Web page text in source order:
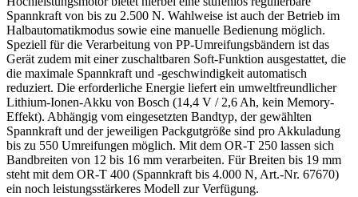
Spannkraft von bis zu 2.500 N. Wahlweise ist auch der Betrieb im
Halbautomatikmodus sowie eine manuelle Bedienung möglich.
Speziell für die Verarbeitung von PP-Umreifungsbändern ist das
Gerät zudem mit einer zuschaltbaren Soft-Funktion ausgestattet, die
die maximale Spannkraft und -geschwindigkeit automatisch
reduziert. Die erforderliche Energie liefert ein umweltfreundlicher
Lithium-Ionen-Akku von Bosch (14,4 V / 2,6 Ah, kein Memory-
Effekt). Abhängig vom eingesetzten Bandtyp, der gewählten
Spannkraft und der jeweiligen Packgutgröße sind pro Akkuladung
bis zu 550 Umreifungen möglich. Mit dem OR-T 250 lassen sich
Bandbreiten von 12 bis 16 mm verarbeiten. Für Breiten bis 19 mm
steht mit dem OR-T 400 (Spannkraft bis 4.000 N, Art.-Nr. 67670)
ein noch leistungsstärkeres Modell zur Verfügung.